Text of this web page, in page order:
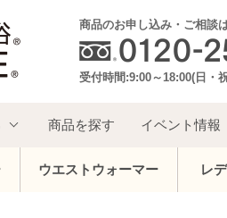
商品のお申し込み・ご相談
受付時間:9:00～18:00(日・
商品を探す イベント情報
ウエストウォーマー レ